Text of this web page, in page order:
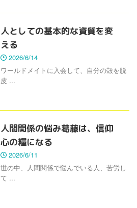
人としての基本的な資質を変
える
2026/6/14
ワールドメイトに入会して、自分の殻を脱
皮 ...
人間関係の悩み葛藤は、信仰
心の糧になる
2026/6/11
世の中、人間関係で悩んでいる人、苦労し
て ...